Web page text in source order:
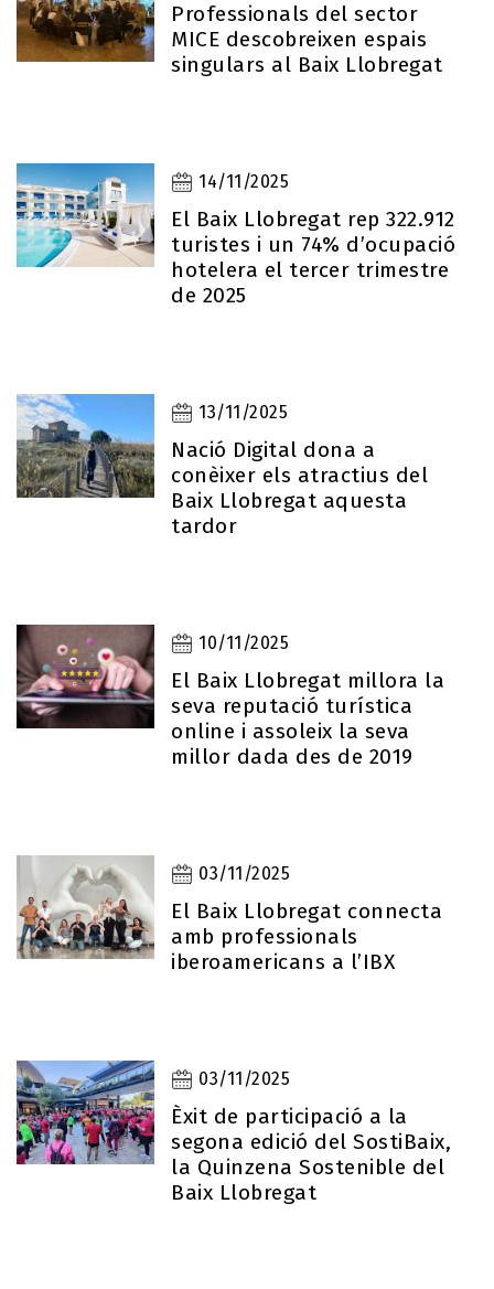
Professionals del sector
MICE descobreixen espais
singulars al Baix Llobregat
14/11/2025
El Baix Llobregat rep 322.912
turistes i un 74% d’ocupació
hotelera el tercer trimestre
de 2025
13/11/2025
Nació Digital dona a
conèixer els atractius del
Baix Llobregat aquesta
tardor
10/11/2025
El Baix Llobregat millora la
seva reputació turística
online i assoleix la seva
millor dada des de 2019
03/11/2025
El Baix Llobregat connecta
amb professionals
iberoamericans a l’IBX
03/11/2025
Èxit de participació a la
segona edició del SostiBaix,
la Quinzena Sostenible del
Baix Llobregat